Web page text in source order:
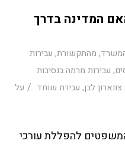
המדינה בדרך
, מהתקשורת, עבירות
, עבירות מרמה בנסיבות
לבן, עבירת שוחד / על
להפללת עורכי